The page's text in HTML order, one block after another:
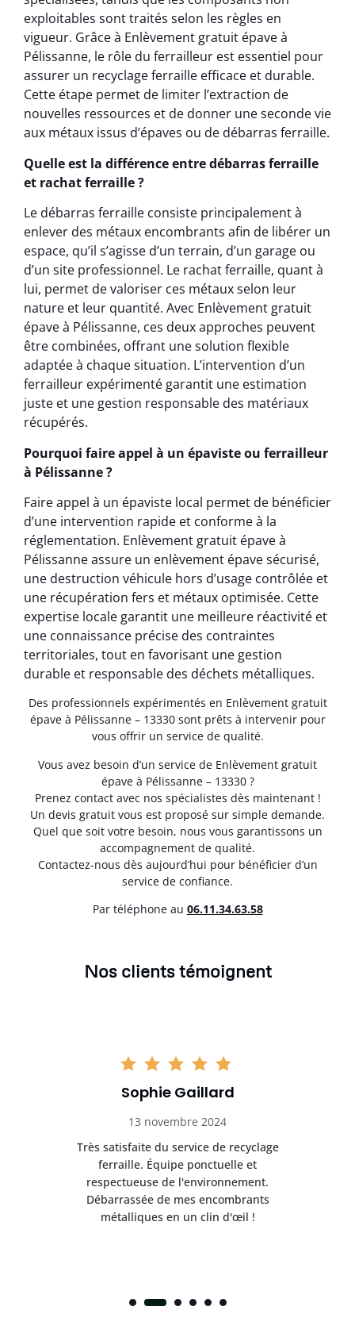
exploitables sont traités selon les règles en
vigueur. Grâce à Enlèvement gratuit épave à
Pélissanne, le rôle du ferrailleur est essentiel pour
assurer un recyclage ferraille efficace et durable.
Cette étape permet de limiter l’extraction de
nouvelles ressources et de donner une seconde vie
aux métaux issus d’épaves ou de débarras ferraille.
Quelle est la différence entre débarras ferraille
et rachat ferraille ?
Le débarras ferraille consiste principalement à
enlever des métaux encombrants afin de libérer un
espace, qu’il s’agisse d’un terrain, d’un garage ou
d’un site professionnel. Le rachat ferraille, quant à
lui, permet de valoriser ces métaux selon leur
nature et leur quantité. Avec Enlèvement gratuit
épave à Pélissanne, ces deux approches peuvent
être combinées, offrant une solution flexible
adaptée à chaque situation. L’intervention d’un
ferrailleur expérimenté garantit une estimation
juste et une gestion responsable des matériaux
récupérés.
Pourquoi faire appel à un épaviste ou ferrailleur
à Pélissanne ?
Faire appel à un épaviste local permet de bénéficier
d’une intervention rapide et conforme à la
réglementation. Enlèvement gratuit épave à
Pélissanne assure un enlèvement épave sécurisé,
une destruction véhicule hors d’usage contrôlée et
une récupération fers et métaux optimisée. Cette
expertise locale garantit une meilleure réactivité et
une connaissance précise des contraintes
territoriales, tout en favorisant une gestion
durable et responsable des déchets métalliques.
Des professionnels expérimentés en Enlèvement gratuit
épave à Pélissanne – 13330 sont prêts à intervenir pour
vous offrir un service de qualité.
Vous avez besoin d’un service de Enlèvement gratuit
épave à Pélissanne – 13330 ?
Prenez contact avec nos spécialistes dès maintenant !
Un devis gratuit vous est proposé sur simple demande.
Quel que soit votre besoin, nous vous garantissons un
accompagnement de qualité.
Contactez-nous dès aujourd’hui pour bénéficier d’un
service de confiance.
Par téléphone au 06.11.34.63.58
Nos clients témoignent
Sophie Gaillard
13 novembre 2024
Très satisfaite du service de recyclage
ferraille. Équipe ponctuelle et
respectueuse de l'environnement.
Débarrassée de mes encombrants
métalliques en un clin d'œil !